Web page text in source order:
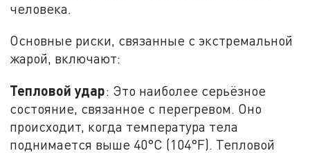
человека.
Основные риски, связанные с экстремальной
жарой, включают:
Тепловой удар: Это наиболее серьёзное
состояние, связанное с перегревом. Оно
происходит, когда температура тела
поднимается выше 40°C (104°F). Тепловой